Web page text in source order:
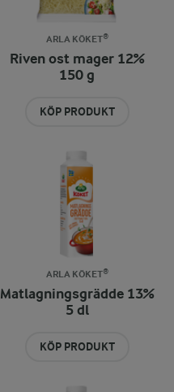
ARLA KÖKET®
Riven ost mager 12%
150 g
KÖP PRODUKT
ARLA KÖKET®
Matlagningsgrädde 13%
5 dl
KÖP PRODUKT